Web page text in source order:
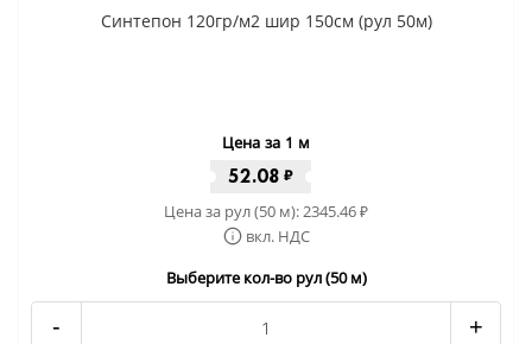
Синтепон 120гр/м2 шир 150см (рул 50м)
Цена за 1 м
52.08 ₽
Цена за рул (50 м):2345.46₽
вкл. НДС
Выберите кол-во рул (50 м)
- +